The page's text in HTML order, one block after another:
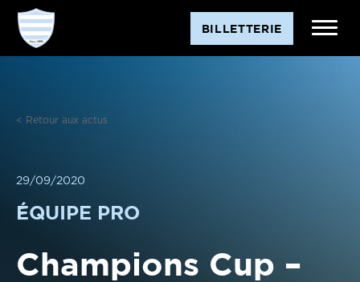
Aller
contenu
BILLETTERIE
< Retour aux actus
29/09/2020
ÉQUIPE PRO
Champions Cup –